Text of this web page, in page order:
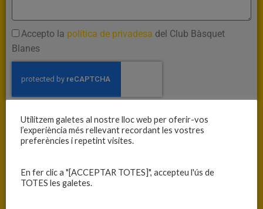
Accepto la política de privadesa del Club Bàsquet
Blanes
CONTACTAR
RESUM DE LA POLÍTICA DE PRIVADESA
Us detallem el tractament que fem sobre les vostres dades:
Utilitzem galetes al nostre lloc web per oferir-vos
l’experiència més rellevant recordant les vostres
preferències i repetint visites.
En fer clic a "[ACCEPTAR TOTES]", accepteu l'ús de
TOTES les galetes.